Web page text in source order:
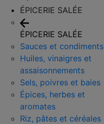
ÉPICERIE SALÉE
ÉPICERIE SALÉE
Sauces et condiments
Huiles, vinaigres et
assaisonnements
Sels, poivres et baies
Épices, herbes et
aromates
Riz, pâtes et céréales